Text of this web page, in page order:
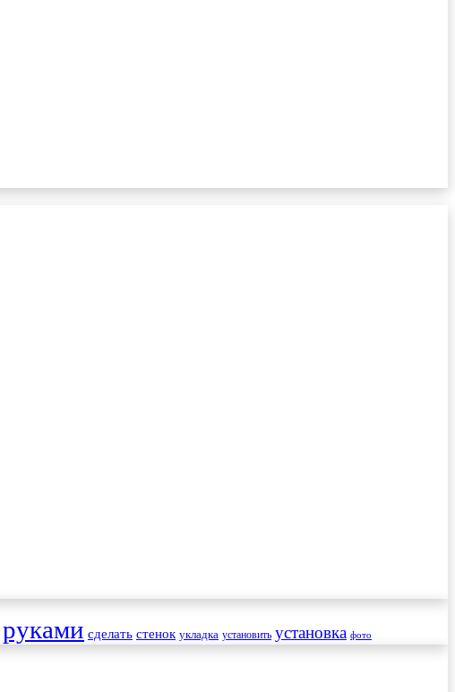
руками сделать стенок укладка установить установка фото